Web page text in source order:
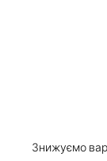
Знижуємо